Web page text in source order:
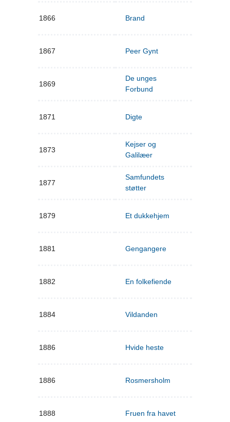
1866 Brand
1867 Peer Gynt
1869
De unges
Forbund
1871 Digte
1873
Kejser og
Galilæer
1877
Samfundets
støtter
1879 Et dukkehjem
1881 Gengangere
1882 En folkefiende
1884 Vildanden
1886 Hvide heste
1886 Rosmersholm
1888 Fruen fra havet